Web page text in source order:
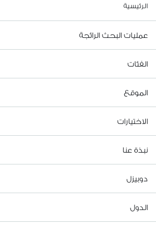
الرئيسية
عمليات البحث الرائجة
الفئات
الموقع
الاختيارات
نبذة عنا
دوبيزل
الدول